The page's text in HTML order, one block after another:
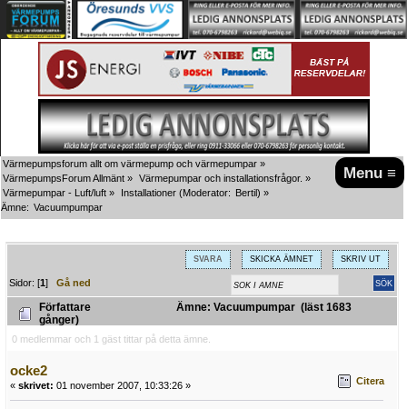
Menu ≡
Värmepumpsforum allt om värmepump och värmepumpar »
VärmepumpsForum Allmänt » Värmepumpar och installationsfrågor. »
Värmepumpar - Luft/luft » Installationer (Moderator: Bertil) »
Ämne: Vacuumpumpar
SVARA SKICKA ÄMNET SKRIV UT
Sidor: [1]Gå ned
Författare
Ämne: Vacuumpumpar (läst 1683
gånger)
0 medlemmar och 1 gäst tittar på detta ämne.
ocke2
« skrivet: 01 november 2007, 10:33:26 » Citera